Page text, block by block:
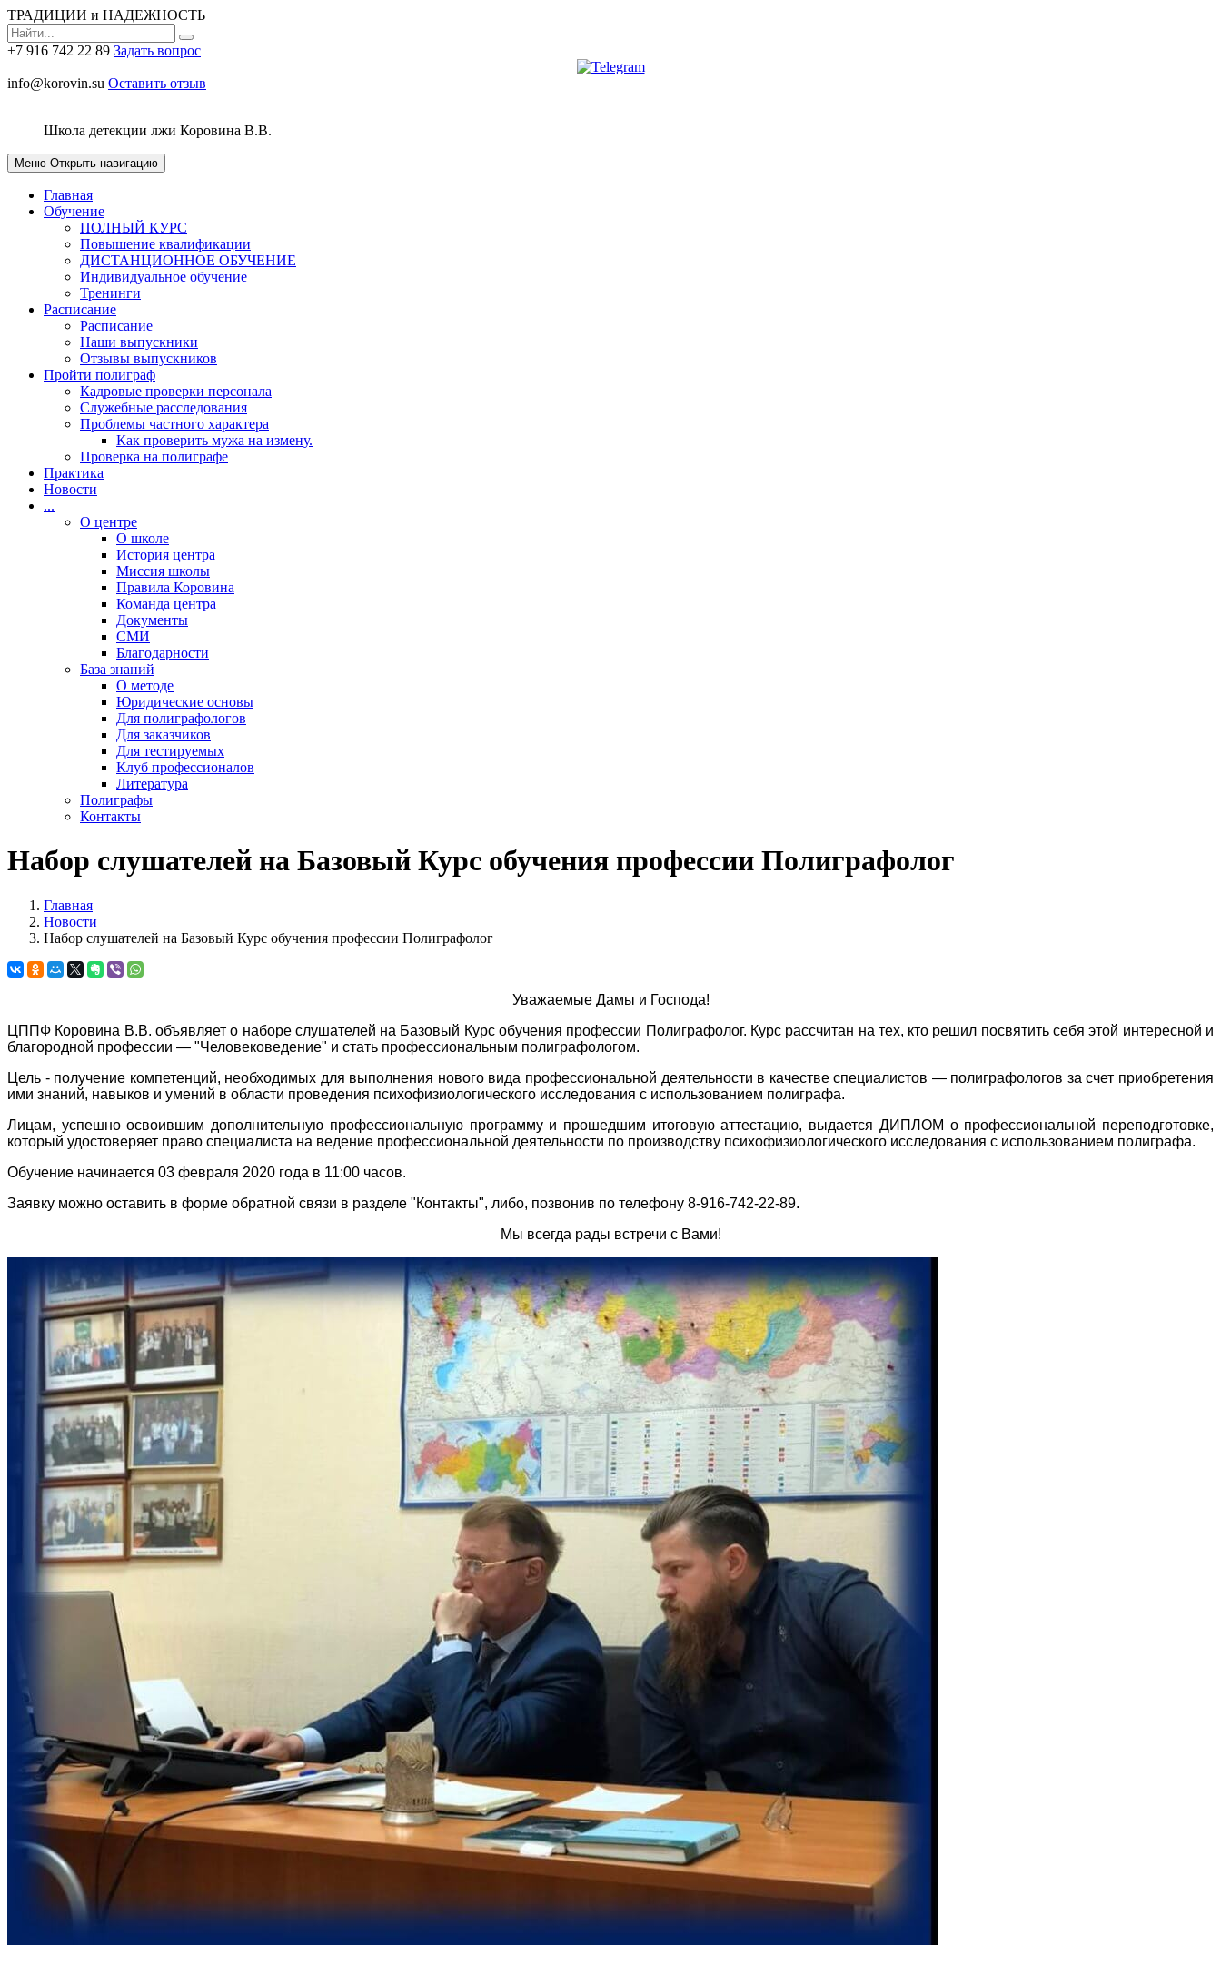
ТРАДИЦИИ и НАДЕЖНОСТЬ
+7 916 742 22 89 Задать вопрос
info@korovin.su Оставить отзыв
Школа детекции лжи Коровина В.В.
Меню Открыть навигацию
Главная
Обучение
ПОЛНЫЙ КУРС
Повышение квалификации
ДИСТАНЦИОННОЕ ОБУЧЕНИЕ
Индивидуальное обучение
Тренинги
Расписание
Расписание
Наши выпускники
Отзывы выпускников
Пройти полиграф
Кадровые проверки персонала
Cлужебные расследования
Проблемы частного характера
Как проверить мужа на измену.
Проверка на полиграфе
Практика
Новости
...
О центре
О школе
История центра
Миссия школы
Правила Коровина
Команда центра
Документы
СМИ
Благодарности
База знаний
О методе
Юридические основы
Для полиграфологов
Для заказчиков
Для тестируемых
Клуб профессионалов
Литература
Полиграфы
Контакты
Набор слушателей на Базовый Курс обучения профессии Полиграфолог
Главная
Новости
Набор слушателей на Базовый Курс обучения профессии Полиграфолог
Уважаемые Дамы и Господа!
ЦППФ Коровина В.В. объявляет о наборе слушателей на Базовый Курс обучения профессии Полиграфолог. Курс рассчитан на тех, кто решил посвятить себя этой интересной и
благородной профессии — "Человековедение" и стать профессиональным полиграфологом.
Цель - получение компетенций, необходимых для выполнения нового вида профессиональной деятельности в качестве специалистов — полиграфологов за счет приобретения
ими знаний, навыков и умений в области проведения психофизиологического исследования с использованием полиграфа.
Лицам, успешно освоившим дополнительную профессиональную программу и прошедшим итоговую аттестацию, выдается ДИПЛОМ о профессиональной переподготовке,
который удостоверяет право специалиста на ведение профессиональной деятельности по производству психофизиологического исследования с использованием полиграфа.
Обучение начинается 03 февраля 2020 года в 11:00 часов.
Заявку можно оставить в форме обратной связи в разделе "Контакты", либо, позвонив по телефону 8-916-742-22-89.
Мы всегда рады встречи с Вами!